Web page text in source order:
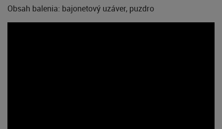
Obsah balenia: bajonetový uzáver, puzdro